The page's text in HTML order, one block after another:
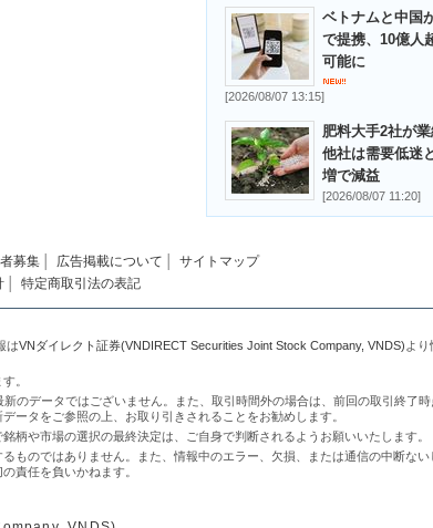
ベトナムと中国
で提携、10億人
可能に
[2026/08/07 13:15]
肥料大手2社が業
他社は需要低迷
増で減益
[2026/08/07 11:20]
募集 広告掲載について
サイトマップ
特定商取引法の表記
はVNダイレクト証券(VNDIRECT Securities Joint Stock Company, VNDS) よ
。
のデータではございません。また、取引時間外の場合は、前回の取引終了時
ータをご参照の上、お取り引きされることをお勧めします。
柄や市場の選択の最終決定は、ご自身で判断されるようお願いいたします。
のではありません。また、情報中のエラー、欠損、または通信の中断ない
責任を負いかねます。